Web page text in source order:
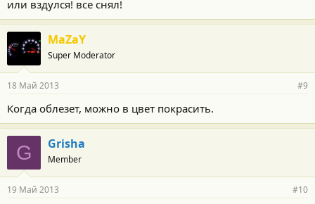
или вздулся! все снял!
MaZaY
Super Moderator
18 Май 2013 #9
Когда облезет, можно в цвет покрасить.
G Grisha
Member
19 Май 2013 #10